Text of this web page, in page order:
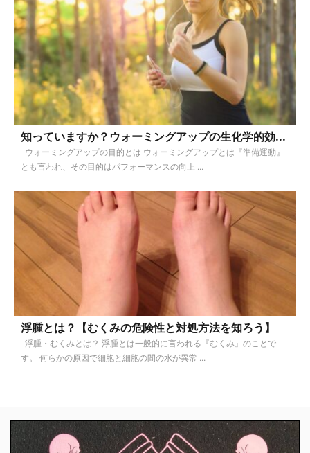
知っていますか？ウォーミングアップの生化学的効...
ウォーミングアップの目的とは ウォーミングアップとは『準備運動』
とも言われ、その目的はパフォーマンスの向上 ...
浮腫とは？【むくみの危険性と対処方法を知ろう】
浮腫・むくみとは？ 浮腫とは一般的に言われる『むくみ』のことで
す。 何らかの原因で細胞と細胞の間の水が異常 ...